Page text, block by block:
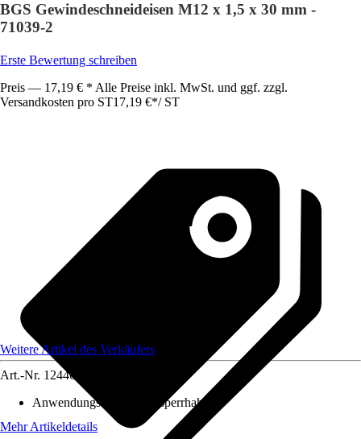
BGS Gewindeschneideisen M12 x 1,5 x 30 mm -
71039-2
Erste Bewertung schreiben
Preis — 17,19 € * Alle Preise inkl. MwSt. und ggf. zzgl.
Versandkosten pro ST17,19 €*/ ST
Weitere Artikel des Verkäufers
Art.-Nr. 12446831
Anwendungsbereich
Absperrhahn
Mehr Artikeldetails